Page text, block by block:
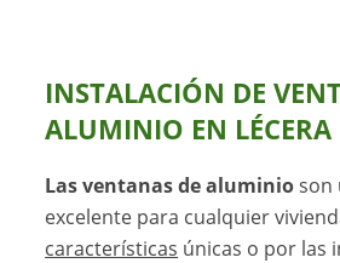
INSTALACIÓN DE
ALUMINIO EN LÉCERA
Las ventanas de aluminioson
excelente para cualquier
características únicas o por las